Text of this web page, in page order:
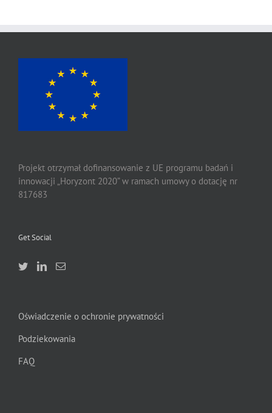
Projekt otrzymał dofinansowanie z UE programu badań i
innowacji „Horyzont 2020” w ramach umowy o dotację nr
817683
Get Social
Oświadczenie o ochronie prywatności
Podziekowania
FAQ